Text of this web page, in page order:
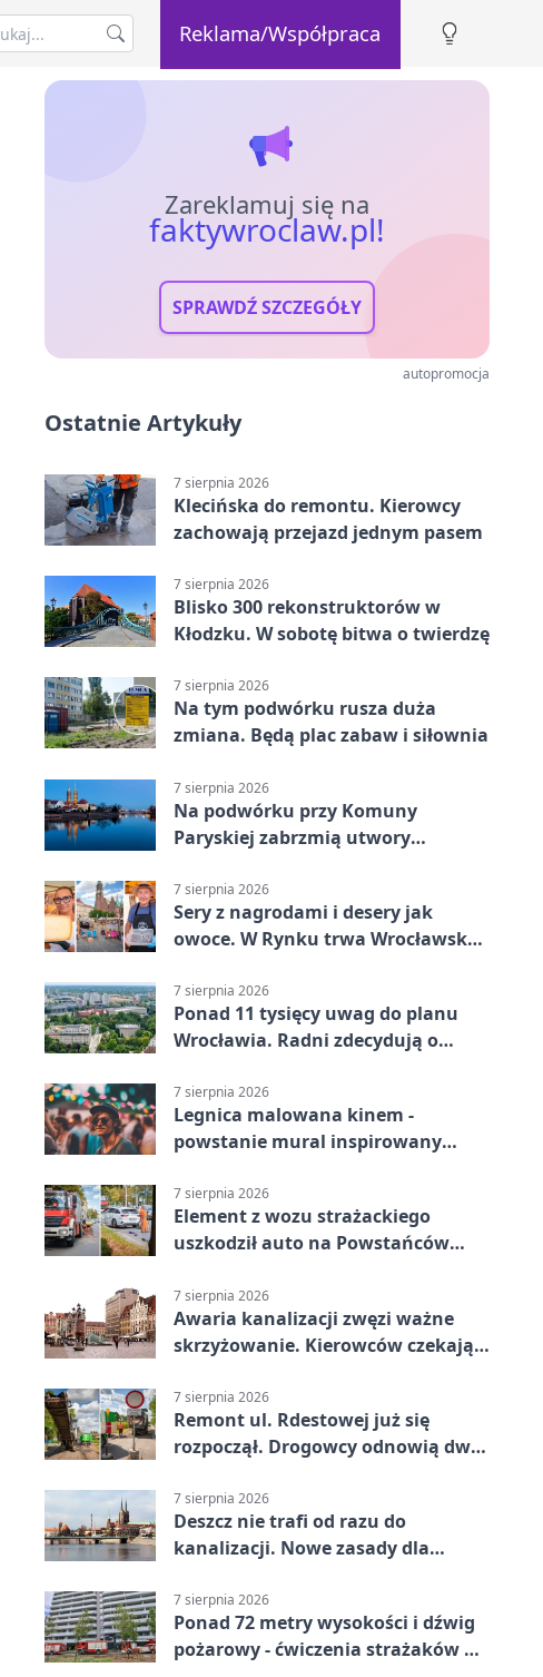
Reklama/Współpraca
Zareklamuj się na
faktywroclaw.pl!
SPRAWDŹ SZCZEGÓŁY
autopromocja
Ostatnie Artykuły
7 sierpnia 2026
Klecińska do remontu. Kierowcy
zachowają przejazd jednym pasem
7 sierpnia 2026
Blisko 300 rekonstruktorów w
Kłodzku. W sobotę bitwa o twierdzę
7 sierpnia 2026
Na tym podwórku rusza duża
zmiana. Będą plac zabaw i siłownia
7 sierpnia 2026
Na podwórku przy Komuny
Paryskiej zabrzmią utwory
7 sierpnia 2026
Sery z nagrodami i desery jak
owoce. W Rynku trwa Wrocławska
7 sierpnia 2026
Ponad 11 tysięcy uwag do planu
Wrocławia. Radni zdecydują o
7 sierpnia 2026
Legnica malowana kinem -
powstanie mural inspirowany
7 sierpnia 2026
Element z wozu strażackiego
uszkodził auto na Powstańców
7 sierpnia 2026
Awaria kanalizacji zwęzi ważne
skrzyżowanie. Kierowców czekają
7 sierpnia 2026
Remont ul. Rdestowej już się
rozpoczął. Drogowcy odnowią dwa
7 sierpnia 2026
Deszcz nie trafi od razu do
kanalizacji. Nowe zasady dla
7 sierpnia 2026
Ponad 72 metry wysokości i dźwig
pożarowy - ćwiczenia strażaków we